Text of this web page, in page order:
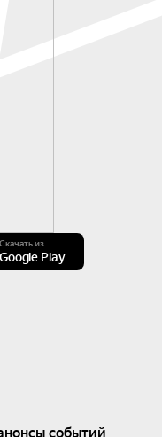
Скачать из
Google Play
событий